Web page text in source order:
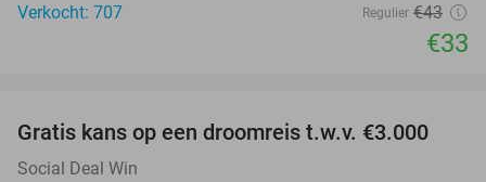
Verkocht: 707
Regulier €43
€33
Gratis kans op een droomreis t.w.v. €3.000
Social Deal Win